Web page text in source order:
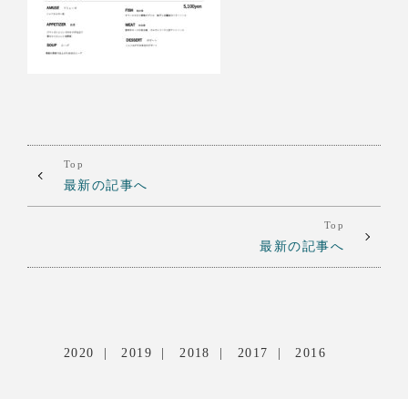
Top
最新の記事へ
Top
最新の記事へ
2020 2019 2018 2017 2016